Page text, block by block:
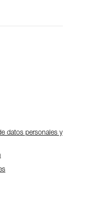
datos personales y